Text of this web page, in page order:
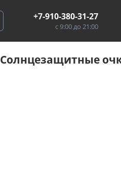
+7-910-380-31-27
с 9:00 до 21:00
Солнцезащитные